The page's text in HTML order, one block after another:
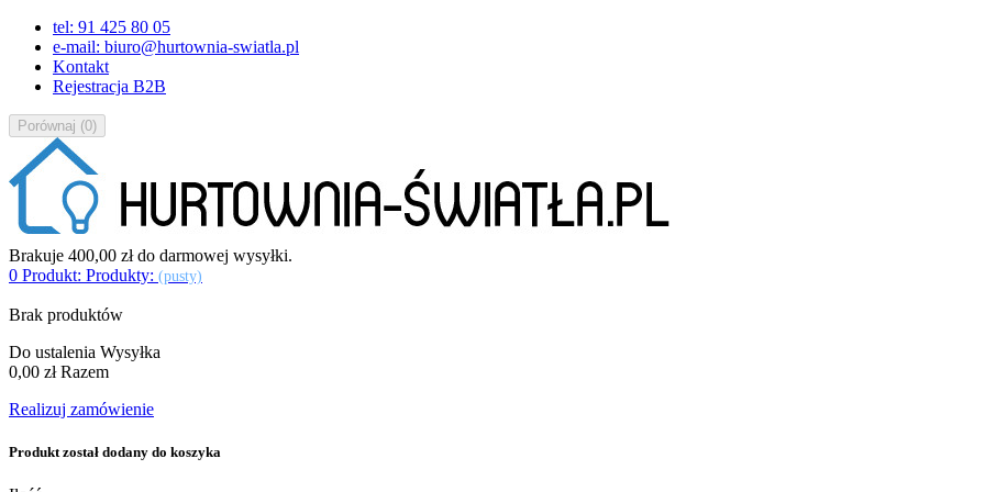
tel: 91 425 80 05
e-mail: biuro@hurtownia-swiatla.pl
Kontakt
Rejestracja B2B
Porównaj (0)
Brakuje 400,00 złdo darmowej wysyłki.
0 Produkt: Produkty: (pusty)
Brak produktów
Do ustalenia Wysyłka
0,00 zł Razem
Realizuj zamówienie
Produkt został dodany do koszyka